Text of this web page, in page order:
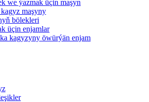
we ýazmak üçin maşyn
maşyny
bölekleri
üçin enjamlar
kagyzyny öwürýän enjam